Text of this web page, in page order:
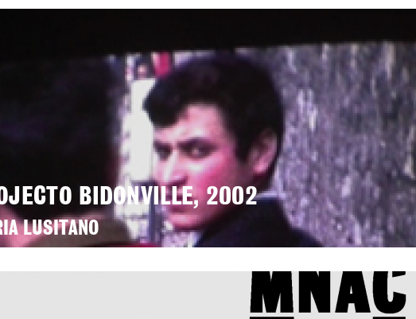
BIDONVILLE, 2002
LUSITANO